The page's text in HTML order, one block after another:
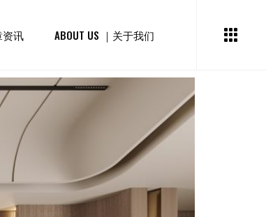
资讯 ABOUT US ｜关于我们